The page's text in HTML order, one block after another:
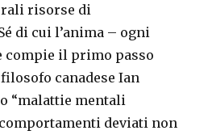
risorse di
di cui l’anima – ogni
compie il primo passo
canadese Ian
“malattie mentali
deviati non